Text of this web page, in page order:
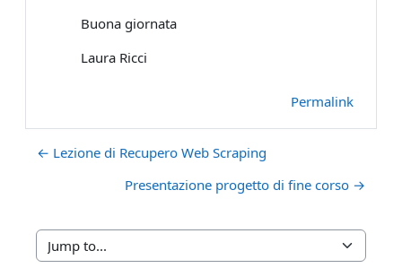
Buona giornata
Laura Ricci
Permalink
← Lezione di Recupero Web Scraping
Presentazione progetto di fine corso →
Jump to...